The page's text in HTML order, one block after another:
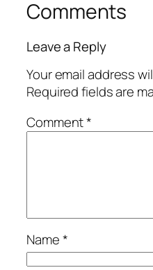
Comments
Leave a Reply
Your email address
Required fields are
Comment*
Name*